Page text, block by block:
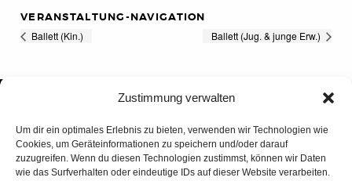
Zustimmung verwalten
Um dir ein optimales Erlebnis zu bieten, verwenden wir Technologien wie
Cookies, um Geräteinformationen zu speichern und/oder darauf
zuzugreifen. Wenn du diesen Technologien zustimmst, können wir Daten
wie das Surfverhalten oder eindeutige IDs auf dieser Website verarbeiten.
VERANSTALTUNG-NAVIGATION
Ballett (Kin.) Ballett (Jug. & junge Erw.)